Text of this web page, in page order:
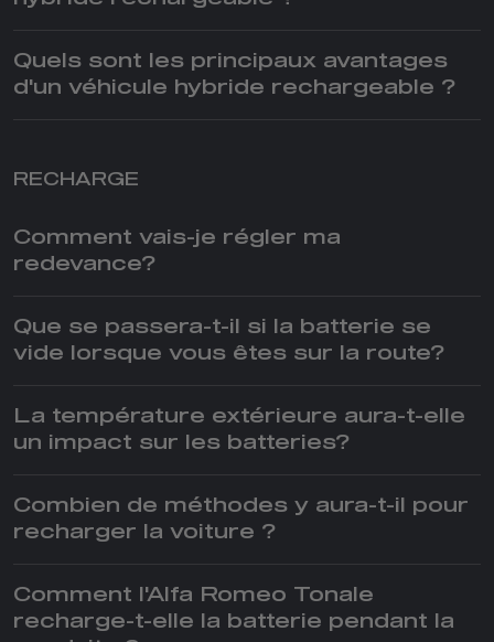
Quels sont les principaux avantages
d'un véhicule hybride rechargeable ?
RECHARGE
Comment vais-je régler ma
redevance?
Que se passera-t-il si la batterie se
vide lorsque vous êtes sur la route?
La température extérieure aura-t-elle
un impact sur les batteries?
Combien de méthodes y aura-t-il pour
recharger la voiture ?
Comment l'Alfa Romeo Tonale
recharge-t-elle la batterie pendant la